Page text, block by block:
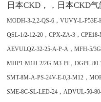
日本CKD，，日本CKD
MODH-3-2,2-QS-6，VUVY-L-P53E-
QSL-1/2-12-20，CPX-ZA-3，
AEVULQZ-32-25-A-P-A，MFH-5/
MHP1-M1H-2/2G-M3-PI，DGPL-
SMT-8M-A-PS-24V-E-0,3-M12，
SME-8C-SL-LED-24，ADVUL-50-